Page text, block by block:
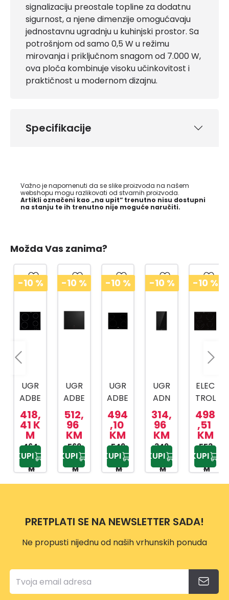
signalizaciju preostale topline za dodatnu
sigurnost, a njene dimenzije omogućavaju
jednostavnu ugradnju u kuhinjski prostor. Sa
potrošnjom od samo 0,5 W u režimu
mirovanja i priključnom snagom od 7.000 W,
ova ploča kombinuje visoku učinkovitost i
praktičnost u modernom dizajnu.
Specifikacije
Važno je napomenuti da se slike proizvoda na našem
webshopu mogu razlikovati od stvarnih proizvoda.
Artikli označeni kao „na upit“ trenutno nisu dostupni
na stanju te ih trenutno nije moguće naručiti.
Možda Vas zanima?
-10%
UGR
ADBE
NA
PLOČ
A
AKT8
090/
NE
418,
41 K
M
464,
90 K
M
KUPI
-10%
UGR
ADBE
NA
PLOČ
A
HII64
401M
T
INDU
512,
96
KM
569,
95 K
M
KUPI
-10%
UGR
ADBE
NA
PLOČ
A HIC
6440
1-1 X
494
,10
KM
549,
00 K
M
KUPI
-10%
UGR
ADN
A
PLOČ
A
ECT
321
BCS
C
314,
96
KM
349,
95 K
M
KUPI
-10%
ELEC
TROL
UX
UGR
ADBE
NA
PLOČ
A
EHF6
498
,51
KM
553,
90 K
M
KUPI
PRETPLATI SE NA NEWSLETTER SADA!
Ne propusti nijednu od naših vrhunskih ponuda